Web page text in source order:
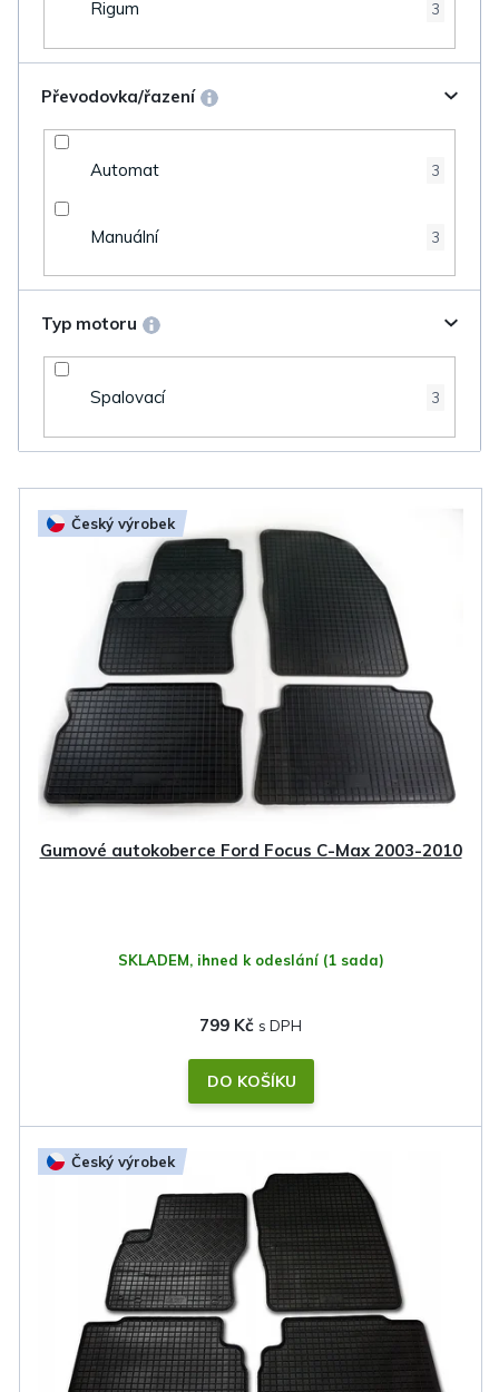
Rigum 3
Převodovka/řazení
Automat 3
Manuální 3
Typ motoru
Spalovací 3
Český výrobek
Gumové autokoberce Ford Focus C-Max 2003-2010
SKLADEM, ihned k odeslání (1 sada)
799 Kč
DO KOŠÍKU
Český výrobek